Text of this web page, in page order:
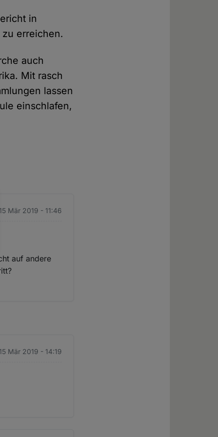
in
erreichen.
auch
Mit rasch
lassen
einschlafen,
15 Mär 2019 - 11:46
auf andere
Mär 2019 - 14:19